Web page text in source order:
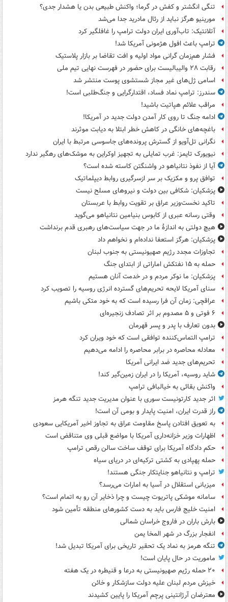
تنگی انگشتر و کفش در گرما؛ واکنش طبیعی بدن یا هشدار جدی؟
مورینیو هرگز نباید از رئال مادرید جدا می‌شد
آتلانتیک: تاب‌آوری ایران دولت ترامپ را غافلگیر کرد
ترامپ باعث افول هژمونی آمریکا شد!
فشار هم‌زمان گرانی مواد اولیه و افت تقاضا بر بازار پلاستیک
رقابت ۲۸ والیبالیست برای حضور در فهرست نهایی تیم ملی
اسامی ژل‌های غیر مجاز شستشوی پوست منتشر شد
سندرز: ترامپ نماد فساد، اقتدارگرایی و جنگ‌طلبی است!
مراقب علائم هپاتیت باشید!
ادامه جنگ تا روی کار آمدن دولت جدید در آمریکا!
باغچه‌های خانگی در کاهش خطر ابتلا به دیابت موثرند
نگرانی تل‌آویو از گسترش پرونده‌های جاسوسی مرتبط با ایران
نیویورک تایمز: غرب تمایلی به تجهیز اوکراین به موشک‌های رهگیر ندارد
آیا از نفوذ نتانیاهو در واشنگتن کاسته شده است؟
توافق پرو و مکزیک بر سر ازسرگیری روابط دیپلماتیک
پزشکیان: شکافی بین دولت و نیروهای مسلح نیست
تاکید نخست‌وزیر عراق بر تقویت روابط با عربستان
وقتی رسانه عبری از کابوس بنیامین نتانیاهو می‌گوید
هیچ دولتی به اندازۀ ما در جهت سیاست‌های رهبری قدم برنداشت
پزشکیان: هرگز استعفا نداده‌ام و نخواهم داد
تجاوزات مجدد رژیم صهیونیستی به جنوب لبنان
حمله به ۱۵ نفتکش‌ اماراتی از ابتدای جنگ
پزشکیان: ما نوکر مردم و در خدمت آنان هستیم
سنای آمریکا لایحه تحریم‌های گسترده انرژی روسیه را تصویب کرد
عراقچی: زمان آن فرا رسیده است که به خود متکی باشیم
۶ فوتی و ۵ مصدوم بر اثر تصادف زنجیره‌ای
بدون تعارف با پدر و پسر قهرمان
ترامپ التماس‌کننده توافقی است که خود ویران کرد
معادله محاصره در برابر محاصره را ادامه می‌دهیم
تحریم‌های جدید ضد ایرانی آمریکا
شاید روسیه، آمریکا را در ایران زمین‌گیر کند!
واکنش بقائی به خیالبافی ترامپ
اثر جدید کارتونیست سوری با عنوان مدیریت جدید تنگه هرمز
راز قدرت ایران، امنیت پایدار و بومی آن است!
به تعویق افتادن پاسخ مقاومت عراق به تجاوز اخیر آمریکایی سعودی
اظهارات وزیر خزانه‌داری آمریکا با مواضع قبلی وی متناقض است
حکم دادگاه آمریکا برای توقف ساخت سالن رقص ترامپ
حمله پهپادی به کشتی ترکیه‌ای در دریای سیاه
ترامپ و نتانیاهو جنایتکار جنگی هستند!
میزبانی استقلال در آسیا به امارات می‌رسد؟
سامانه موشکی پاتریوت چیست و چرا ذخایر آن رو به اتمام است؟
امنیت خلیج فارس باید به دست کشورهای منطقه تأمین شود
بارش باران در فاروج خراسان شمالی
انفجار بزرگ در شهر المخا یمن
تنگه هرمز به نماد یک تحقیر تاریخی برای آمریکا تبدیل شد!
ماموریت در حال پایان است!
۲۰ حمله رژیم صهیونیستی به درعا و قنیطره در یک هفته
خیزش مردم لبنان علیه دولت سازشکار و خائن
معترضان آرژانتینی پرچم آمریکا را پایین کشیدند